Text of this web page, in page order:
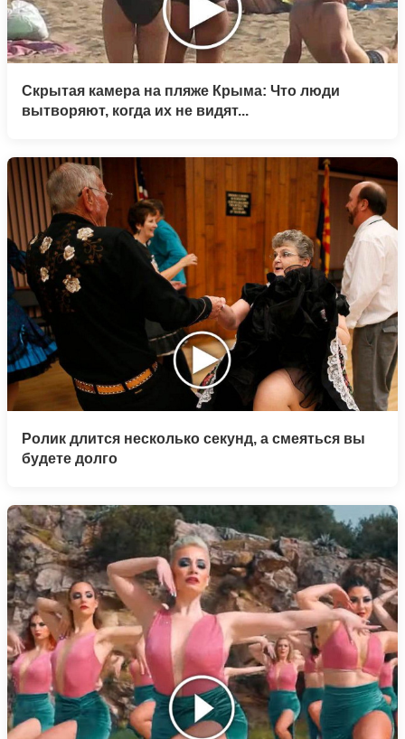
Скрытая камера на пляже Крыма: Что люди
вытворяют, когда их не видят...
Ролик длится несколько секунд, а смеяться вы
будете долго